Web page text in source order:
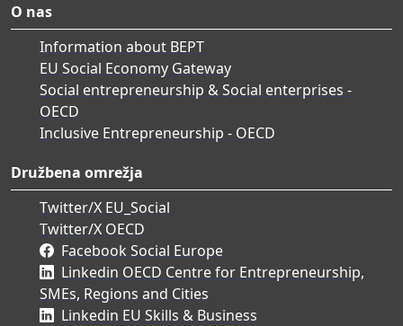
O nas
Information about BEPT
EU Social Economy Gateway
Social entrepreneurship & Social enterprises -
OECD
Inclusive Entrepreneurship - OECD
Družbena omrežja
Twitter/X EU_Social
Twitter/X OECD
Facebook Social Europe
Linkedin OECD Centre for Entrepreneurship,
SMEs, Regions and Cities
Linkedin EU Skills & Business